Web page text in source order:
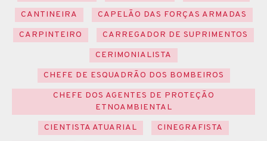
CANTINEIRA
CAPELÃO DAS FORÇAS ARMADAS
CARPINTEIRO
CARREGADOR DE SUPRIMENTOS
CERIMONIALISTA
CHEFE DE ESQUADRÃO DOS BOMBEIROS
CHEFE DOS AGENTES DE PROTEÇÃO
ETNOAMBIENTAL
CIENTISTA ATUARIAL
CINEGRAFISTA